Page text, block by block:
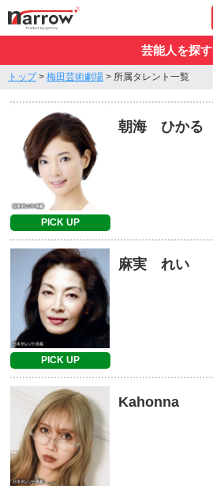
芸能人を探す
トップ> 梅田芸術劇場 > 所属タレント一覧
PICK UP
朝海 ひかる
PICK UP
麻実 れい
Kahonna